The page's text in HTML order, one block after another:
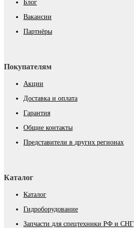
Блог
Вакансии
Партнёры
Покупателям
Акции
Доставка и оплата
Гарантия
Общие контакты
Представители в других регионах
Каталог
Каталог
Гидроборудование
Запчасти для спецтехники РФ и СНГ